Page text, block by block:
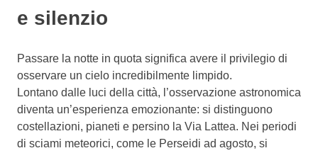
e silenzio
Passare la notte in quota significa avere il privilegio di
osservare un cielo incredibilmente limpido.
Lontano dalle luci della città, l’osservazione astronomica
diventa un’esperienza emozionante: si distinguono
costellazioni, pianeti e persino la Via Lattea. Nei periodi
di sciami meteorici, come le Perseidi ad agosto, si